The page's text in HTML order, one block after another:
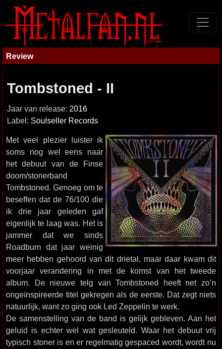
Review
Tombstoned - II
Jaar van release: 2016
Label: Soulseller Records
Met veel plezier luister ik
soms nog wel eens naar
het debuut van de Finse
doom/stonerband
Tombstoned. Genoeg om te
beseffen dat de 76/100 die
ik drie jaar geleden gaf
eigenlijk te laag was. Het is
jammer dat we sinds
Roadburn dat jaar weinig
meer hebben gehoord van dit drietal, maar daar kwam dit
voorjaar verandering in met de komst van het tweede
album. De nieuwe telg van Tombstoned heeft net zo’n
ongeïnspireerde titel gekregen als de eerste. Dat zegt niets
natuurlijk, want zo ging ook Led Zeppelin te werk.
De samenstelling van de band is gelijk gebleven. Aan het
geluid is echter wel wat gesleuteld. Waar het debuut vrij
typisch stoner is en er regelmatig gespaced wordt, wordt nu